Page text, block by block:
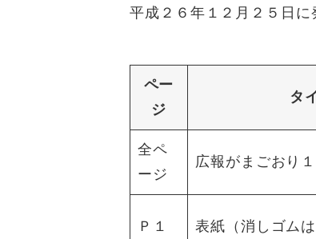
平成２６年１２月２５日に
ペー
ジ
タ
全ペ
ージ
広報がまごおり
Ｐ１ 表紙（消しゴム